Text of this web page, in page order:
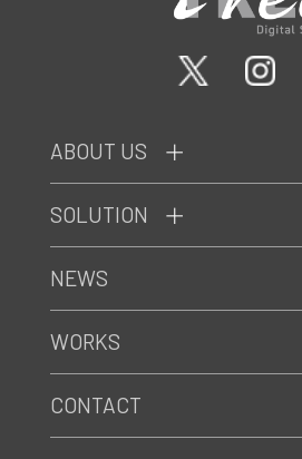
ABOUT US
SOLUTION
NEWS
WORKS
CONTACT